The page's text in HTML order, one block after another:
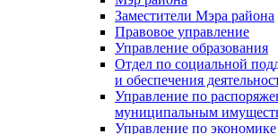
Заместители Мэра района
Правовое управление
Управление образования
Отдел по социальной
и обеспечения
Управление по
муниципальным
Управление по экономике